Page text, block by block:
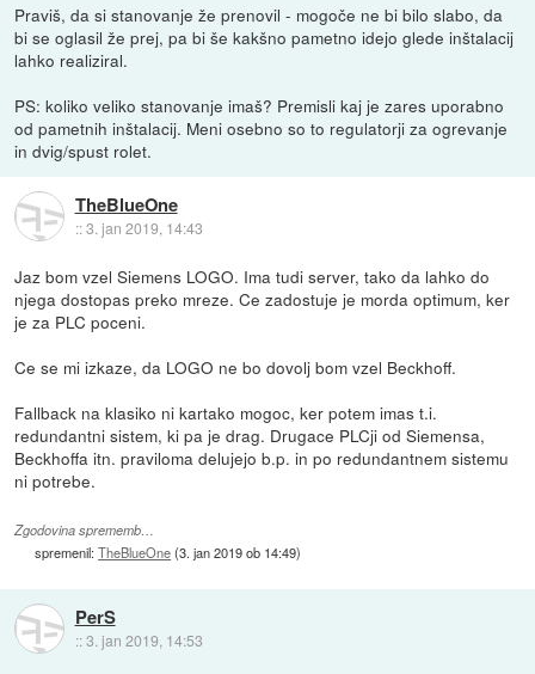
Praviš, da si stanovanje že prenovil - mogoče ne bi bilo slabo, da
bi se oglasil že prej, pa bi še kakšno pametno idejo glede inštalacij
lahko realiziral.
PS: koliko veliko stanovanje imaš? Premisli kaj je zares uporabno
od pametnih inštalacij. Meni osebno so to regulatorji za ogrevanje
in dvig/spust rolet.
TheBlueOne
::3. jan 2019, 14:43
Jaz bom vzel Siemens LOGO. Ima tudi server, tako da lahko do
njega dostopas preko mreze. Ce zadostuje je morda optimum, ker
je za PLC poceni.
Ce se mi izkaze, da LOGO ne bo dovolj bom vzel Beckhoff.
Fallback na klasiko ni kartako mogoc, ker potem imas t.i.
redundantni sistem, ki pa je drag. Drugace PLCji od Siemensa,
Beckhoffa itn. praviloma delujejo b.p. in po redundantnem sistemu
ni potrebe.
Zgodovina sprememb…
spremenil:TheBlueOne(3. jan 2019 ob 14:49)
PerS
::3. jan 2019, 14:53